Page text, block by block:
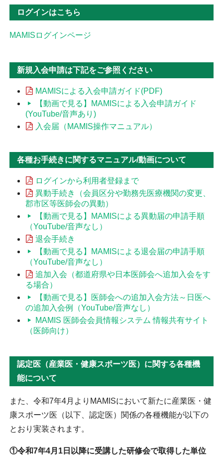
ログインはこちら
MAMISログインページ
新規入会申請は下記をご参照ください
MAMISによる入会申請ガイド(PDF)
【動画で見る】MAMISによる入会申請ガイド
(YouTube/音声あり)
入会届（MAMIS操作マニュアル）
各種お手続きに関するマニュアル/動画について
ログインから利用者登録まで
異動手続き（会員区分や勤務先医療機関の変更、
郡市区等医師会の異動）
【動画で見る】MAMISによる異動届の申請手順
（YouTube/音声なし）
退会手続き
【動画で見る】MAMISによる退会届の申請手順
（YouTube/音声なし）
追加入会（都道府県や日本医師会へ追加入会をす
る場合）
【動画で見る】医師会への追加入会方法～日医へ
の追加入会例（YouTube/音声なし）
MAMIS 医師会会員情報システム 情報共有サイト
（医師向け）
認定医（産業医・健康スポーツ医）に関する各種機
能について
また、令和7年4月よりMAMISにおいて新たに産業医・健
康スポーツ医（以下、認定医）関係の各種機能が以下の
とおり実装されます。
①令和7年4月1日以降に受講した研修会で取得した単位